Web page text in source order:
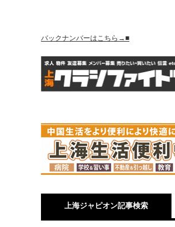
バックナンバーはこちら→■
上海ジャピオン記事検索